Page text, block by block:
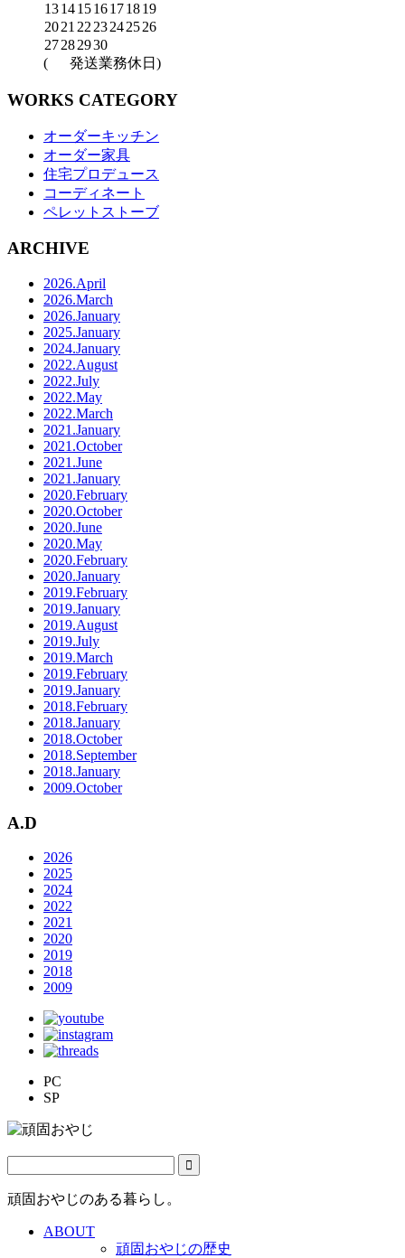
13141516171819
2021 22 23242526
27282930
(
発送業務休日)
WORKS CATEGORY
オーダーキッチン
オーダー家具
住宅プロデュース
コーディネート
ペレットストーブ
ARCHIVE
2026.April
2026.March
2026.January
2025.January
2024.January
2022.August
2022.July
2022.May
2022.March
2021.January
2021.October
2021.June
2021.January
2020.February
2020.October
2020.June
2020.May
2020.February
2020.January
2019.February
2019.January
2019.August
2019.July
2019.March
2019.February
2019.January
2018.February
2018.January
2018.October
2018.September
2018.January
2009.October
A.D
2026
2025
2024
2022
2021
2020
2019
2018
2009
PC
SP
頑固おやじのある暮らし。
ABOUT
頑固おやじの歴史